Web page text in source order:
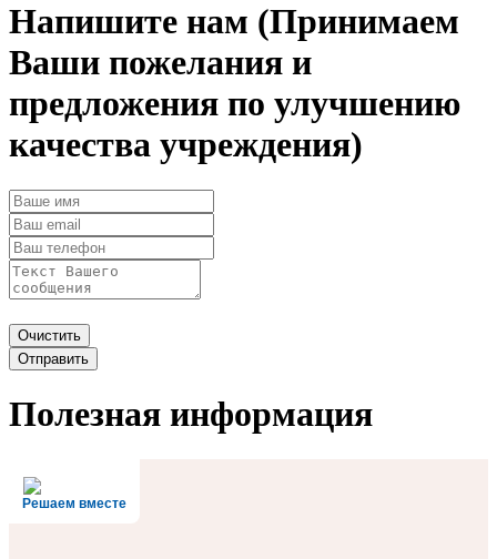
Напишите нам (Принимаем
Ваши пожелания и
предложения по улучшению
качества учреждения)
Полезная информация
Решаем вместе